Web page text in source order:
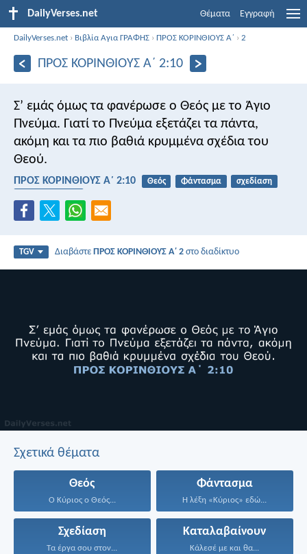
DailyVerses.net Θέματα Εγγραφή
DailyVerses.net › Βιβλία Αγια ΓΡΑΦΗΣ › ΠΡΟΣ ΚΟΡΙΝΘΙΟΥΣ Α΄ ›2
ΠΡΟΣ ΚΟΡΙΝΘΙΟΥΣ Α΄ 2:10
Σ’ εμάς όμως τα φανέρωσε ο Θεός με το Άγιο
Πνεύμα. Γιατί το Πνεύμα εξετάζει τα πάντα,
ακόμη και τα πιο βαθιά κρυμμένα σχέδια του
Θεού.
ΠΡΟΣ ΚΟΡΙΝΘΙΟΥΣ Α΄ 2:10 Θεός Φάντασμα
σχεδίαση
TGV ΔιαβάστεΠΡΟΣ ΚΟΡΙΝΘΙΟΥΣ Α΄ 2 στο διαδίκτυο
Σχετικά θέματα
Θεός
Ο Κύριος ο Θεός...
Φάντασμα
Η λέξη «Κύριος» εδώ...
Σχεδίαση
Τα έργα σου στον...
Καταλαβαίνουν
Κάλεσέ με και θα...